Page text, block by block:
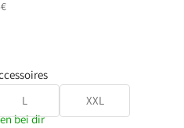
L XXL
bei dir